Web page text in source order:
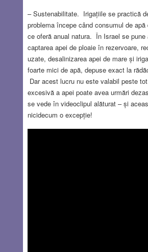
– Sustenabilitate. Irigațiile se practică
problema începe când consumul de
ce oferă anual natura. În Israel se pune
captarea apei de ploaie în rezervoare,
uzate, desalinizarea apei de mare și
foarte mici de apă, depuse exact la
Dar acest lucru nu este valabil peste
excesivă a apei poate avea urmări
se vede în videoclipul alăturat – și
nicidecum o excepție!